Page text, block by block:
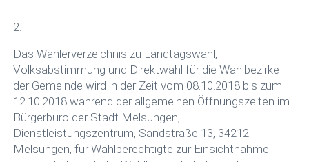
2.
Das Wählerverzeichnis zu Landtagswahl,
Volksabstimmung und Direktwahl für die Wahlbezirke
der Gemeinde wird in der Zeit vom 08.10.2018 bis zum
12.10.2018 während der allgemeinen Öffnungszeiten im
Bürgerbüro der Stadt Melsungen,
Dienstleistungszentrum, Sandstraße 13, 34212
Melsungen, für Wahlberechtigte zur Einsichtnahme